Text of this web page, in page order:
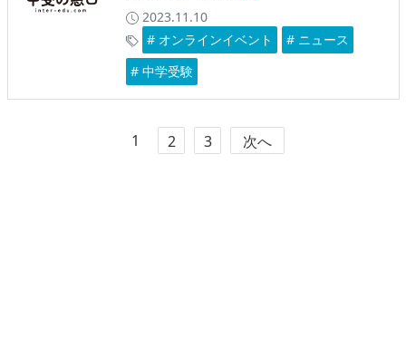
2023.11.10
# オンラインイベント
# ニュース
# 中学受験
1 2 3 次へ